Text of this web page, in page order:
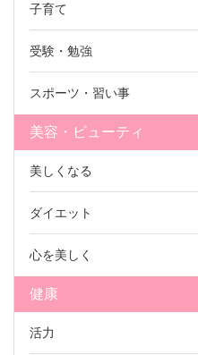
子育て
受験・勉強
スポーツ・習い事
美容・ビューティ
美しくなる
ダイエット
心を美しく
健康
活力